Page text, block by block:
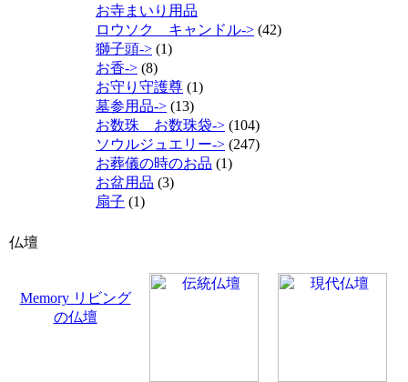
お寺まいり用品
ロウソク キャンドル-> (42)
獅子頭-> (1)
お香-> (8)
お守り守護尊 (1)
墓参用品-> (13)
お数珠 お数珠袋-> (104)
ソウルジュエリー-> (247)
お葬儀の時のお品 (1)
お盆用品 (3)
扇子 (1)
仏壇
Memory リビング
の仏壇